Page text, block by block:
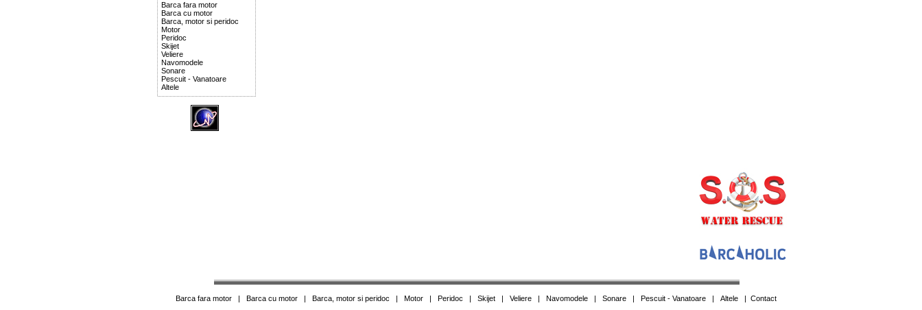
Barca fara motor
Barca cu motor
Barca, motor si peridoc
Motor
Peridoc
Skijet
Veliere
Navomodele
Sonare
Pescuit - Vanatoare
Altele
Barca fara motor| Barca cu motor| Barca, motor si peridoc | Motor| Peridoc | Skijet| Veliere| Navomodele| Sonare| Pescuit - Vanatoare| Altele| Contact